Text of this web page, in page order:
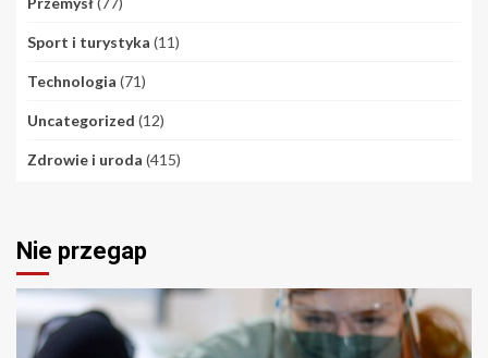
Sport i turystyka (11)
Technologia (71)
Uncategorized (12)
Zdrowie i uroda (415)
Nie przegap